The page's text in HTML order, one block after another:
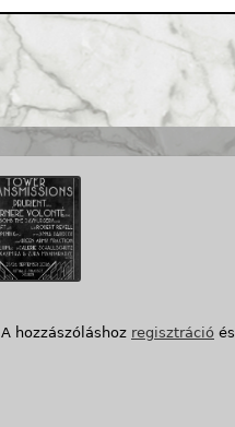
Jump to navigation
A hozzászóláshoz regisztráció és